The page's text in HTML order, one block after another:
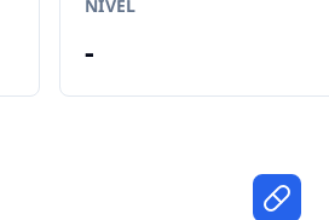
NIVEL
-